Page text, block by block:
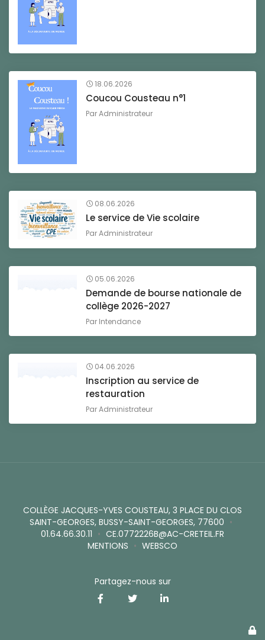
18.06.2026
Coucou Cousteau n°1
ParAdministrateur
08.06.2026
Le service de Vie scolaire
ParAdministrateur
05.06.2026
Demande de bourse nationale de
collège 2026-2027
Par Intendance
04.06.2026
Inscription au service de
restauration
ParAdministrateur
COLLÈGE JACQUES-YVES COUSTEAU, 3 PLACE DU CLOS
SAINT-GEORGES, BUSSY-SAINT-GEORGES, 77600 •
01.64.66.30.11 • CE.0772226B@AC-CRETEIL.FR
MENTIONS • WEBSCO
Partagez-nous sur